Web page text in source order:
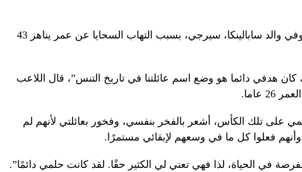
قبل خمس سنوات، توفي والد سابالينكا، سيرجي، بسبب التهاب السحايا عن عمر يناهز 43
هدفي دائما هو وضع اسم عائلتنا في تاريخ التنس”، قال اللاعب
عاما.
على تلك الكأس، أشعر بالفخر بنفسي، وفخور بعائلتي لأنهم لم
فعلوا كل ما في وسعهم لإبقائي مستمرًا.
في الحياة، لذا فهي تعني لي الكثير حقًا. لقد كانت حلمي دائمًا”.